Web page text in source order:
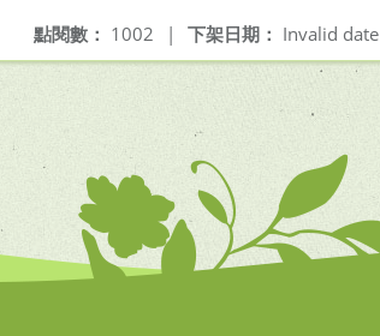
下架日期： Invalid date
點閱數： 1002 |